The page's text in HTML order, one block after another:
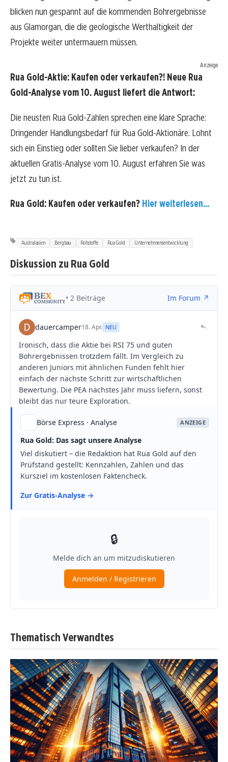
blicken nun gespannt auf die kommenden Bohrergebnisse
aus Glamorgan, die die geologische Werthaltigkeit der
Projekte weiter untermauern müssen.
Anzeige
Rua Gold-Aktie: Kaufen oder verkaufen?! Neue Rua
Gold-Analyse vom 10. August liefert die Antwort:
Die neusten Rua Gold-Zahlen sprechen eine klare Sprache:
Dringender Handlungsbedarf für Rua Gold-Aktionäre. Lohnt
sich ein Einstieg oder sollten Sie lieber verkaufen? In der
aktuellen Gratis-Analyse vom 10. August erfahren Sie was
jetzt zu tun ist.
Rua Gold: Kaufen oder verkaufen? Hier weiterlesen...
Australasien Bergbau Rohstoffe Rua Gold Unternehmensentwicklung
Diskussion zu Rua Gold
Thematisch Verwandtes